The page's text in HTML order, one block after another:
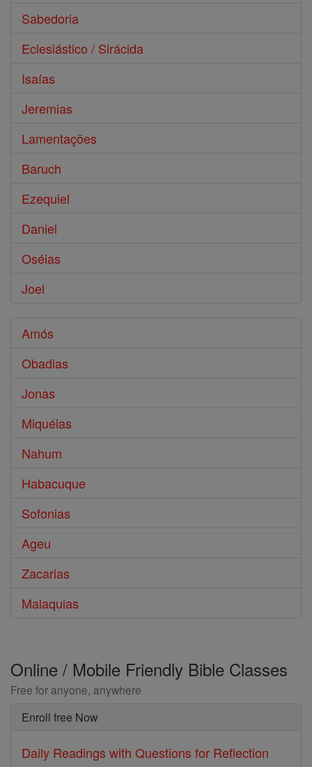
Sabedoria
Eclesiástico / Sirácida
Isaías
Jeremias
Lamentações
Baruch
Ezequiel
Daniel
Oséias
Joel
Amós
Obadias
Jonas
Miquéias
Nahum
Habacuque
Sofonias
Ageu
Zacarias
Malaquias
Online / Mobile Friendly Bible Classes
Free for anyone, anywhere
Enroll free Now
Daily Readings with Questions for Reflection